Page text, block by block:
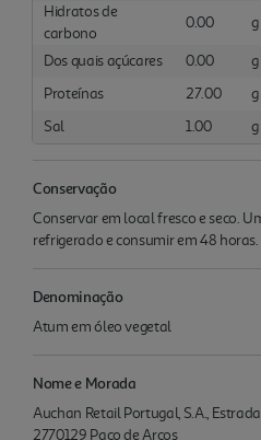
Hidratos de
carbono
0.00 g
Dos quais açúcares 0.00
g
Proteínas
27.00
g
Sal
1.00 g
Conservação
Conservar em local fresco e seco.
refrigerado e consumir em 48 horas.
Denominação
Atum em óleo vegetal
Nome e Morada
Auchan Retail Portugal, S.A.,
2770129 Paço de Arcos